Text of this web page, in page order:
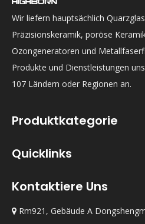
Wir liefern hauptsächlich
Präzisionskeramik, poröse
Ozongeneratoren und
Produkte und Dienstleistungen
107 Ländern oder Regionen an.
Produktkategorie
Quicklinks
Kontaktiere Uns
 Rm921, Gebäude A